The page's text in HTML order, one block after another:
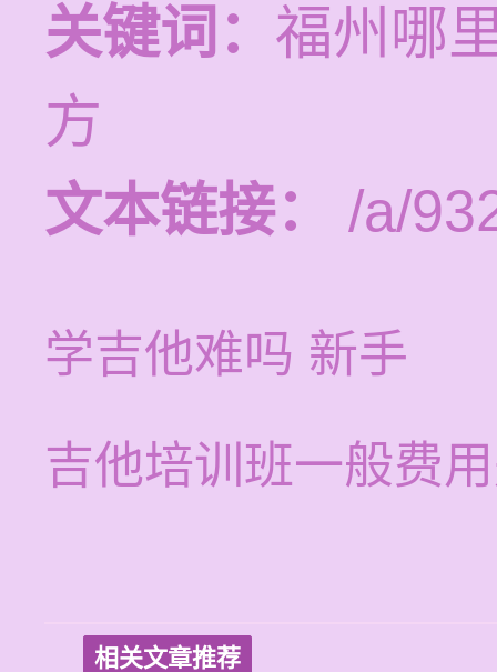
关键词： 福州哪
方
文本链接：
/a/
学吉他难吗 新手
吉他培训班一般费
相关文章推荐